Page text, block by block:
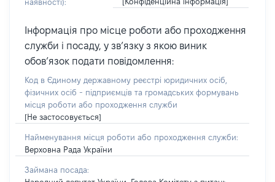
наявності):
Інформація про місце роботи або проходження
служби і посаду, у зв’язку з якою виник
обов’язок подати повідомлення:
Код в Єдиному державному реєстрі юридичних осіб,
фізичних осіб - підприємців та громадських формувань
місця роботи або проходження служби
[Не застосовується]
Найменування місця роботи або проходження служби:
Верховна Рада України
Займана посада: